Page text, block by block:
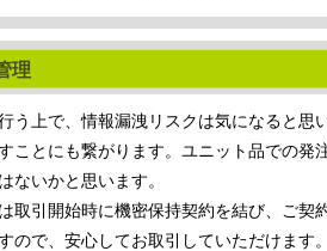
理
う上で、情報漏洩リスクは気になると思
ことにも繋がります。ユニット品での発
ないかと思います。
取引開始時に機密保持契約を結び、ご契
ので、安心してお取引していただけます。